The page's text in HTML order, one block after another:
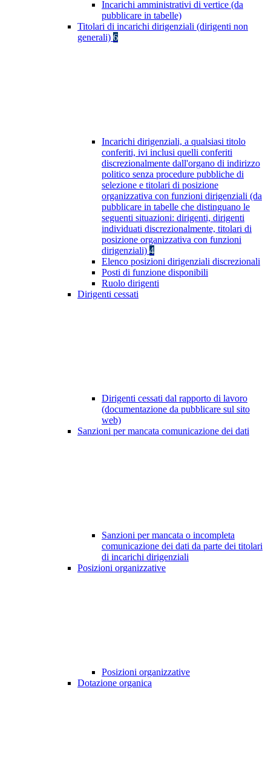
Incarichi amministrativi di vertice (da
pubblicare in tabelle)
Titolari di incarichi dirigenziali (dirigenti non
generali) 6
Incarichi dirigenziali, a qualsiasi titolo
conferiti, ivi inclusi quelli conferiti
discrezionalmente dall'organo di indirizzo
politico senza procedure pubbliche di
selezione e titolari di posizione
organizzativa con funzioni dirigenziali (da
pubblicare in tabelle che distinguano le
seguenti situazioni: dirigenti, dirigenti
individuati discrezionalmente, titolari di
posizione organizzativa con funzioni
dirigenziali) 4
Elenco posizioni dirigenziali discrezionali
Posti di funzione disponibili
Ruolo dirigenti
Dirigenti cessati
Dirigenti cessati dal rapporto di lavoro
(documentazione da pubblicare sul sito
web)
Sanzioni per mancata comunicazione dei dati
Sanzioni per mancata o incompleta
comunicazione dei dati da parte dei titolari
di incarichi dirigenziali
Posizioni organizzative
Posizioni organizzative
Dotazione organica